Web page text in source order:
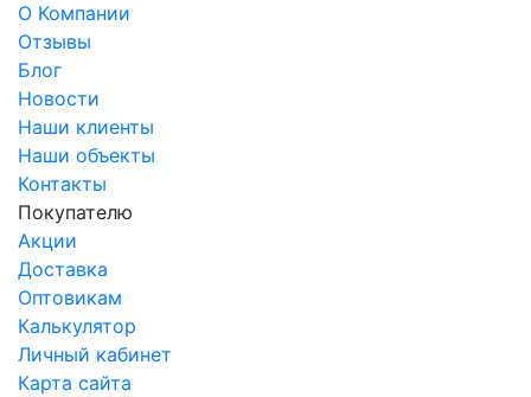
О Компании
Отзывы
Блог
Новости
Наши клиенты
Наши объекты
Контакты
Покупателю
Акции
Доставка
Оптовикам
Калькулятор
Личный кабинет
Карта сайта